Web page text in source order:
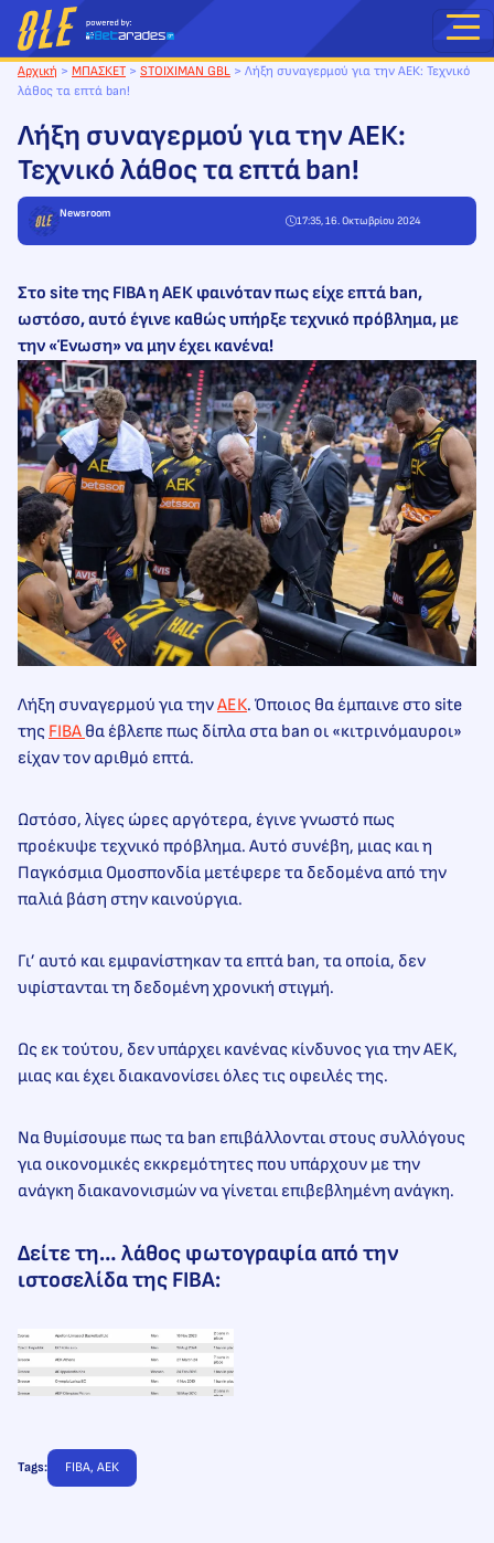
Μετάβαση
στο
περιεχόμενο
Αρχική > ΜΠΑΣΚΕΤ > STOIXIMAN GBL > Λήξη συναγερμού για την ΑΕΚ: Τεχνικό
λάθος τα επτά ban!
Λήξη συναγερμού για την ΑΕΚ:
Τεχνικό λάθος τα επτά ban!
Newsroom
17:35, 16. Οκτωβρίου 2024
Στο site της FIBA η ΑΕΚ φαινόταν πως είχε επτά ban,
ωστόσο, αυτό έγινε καθώς υπήρξε τεχνικό πρόβλημα, με
την «Ένωση» να μην έχει κανένα!
Λήξη συναγερμού για τηνΑΕΚ. Όποιος θα έμπαινε στο site
της FIBA θα έβλεπε πως δίπλα στα ban οι «κιτρινόμαυροι»
είχαν τον αριθμό επτά.
Ωστόσο, λίγες ώρες αργότερα, έγινε γνωστό πως
προέκυψε τεχνικό πρόβλημα. Αυτό συνέβη, μιας και η
Παγκόσμια Ομοσπονδία μετέφερε τα δεδομένα από την
παλιά βάση στην καινούργια.
Γι’ αυτό και εμφανίστηκαν τα επτά ban, τα οποία, δεν
υφίστανται τη δεδομένη χρονική στιγμή.
Ως εκ τούτου, δεν υπάρχει κανένας κίνδυνος για την ΑΕΚ,
μιας και έχει διακανονίσει όλες τις οφειλές της.
Να θυμίσουμε πως τα ban επιβάλλονται στους συλλόγους
για οικονομικές εκκρεμότητες που υπάρχουν με την
ανάγκη διακανονισμών να γίνεται επιβεβλημένη ανάγκη.
Δείτε τη… λάθος φωτογραφία από την
ιστοσελίδα της FIBA:
Tags: FIBA, ΑΕΚ